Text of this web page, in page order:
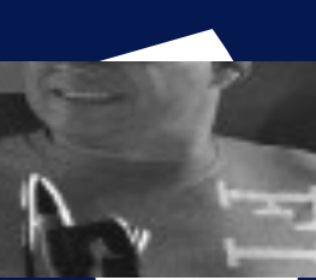
all ages and levels. I like to pu...